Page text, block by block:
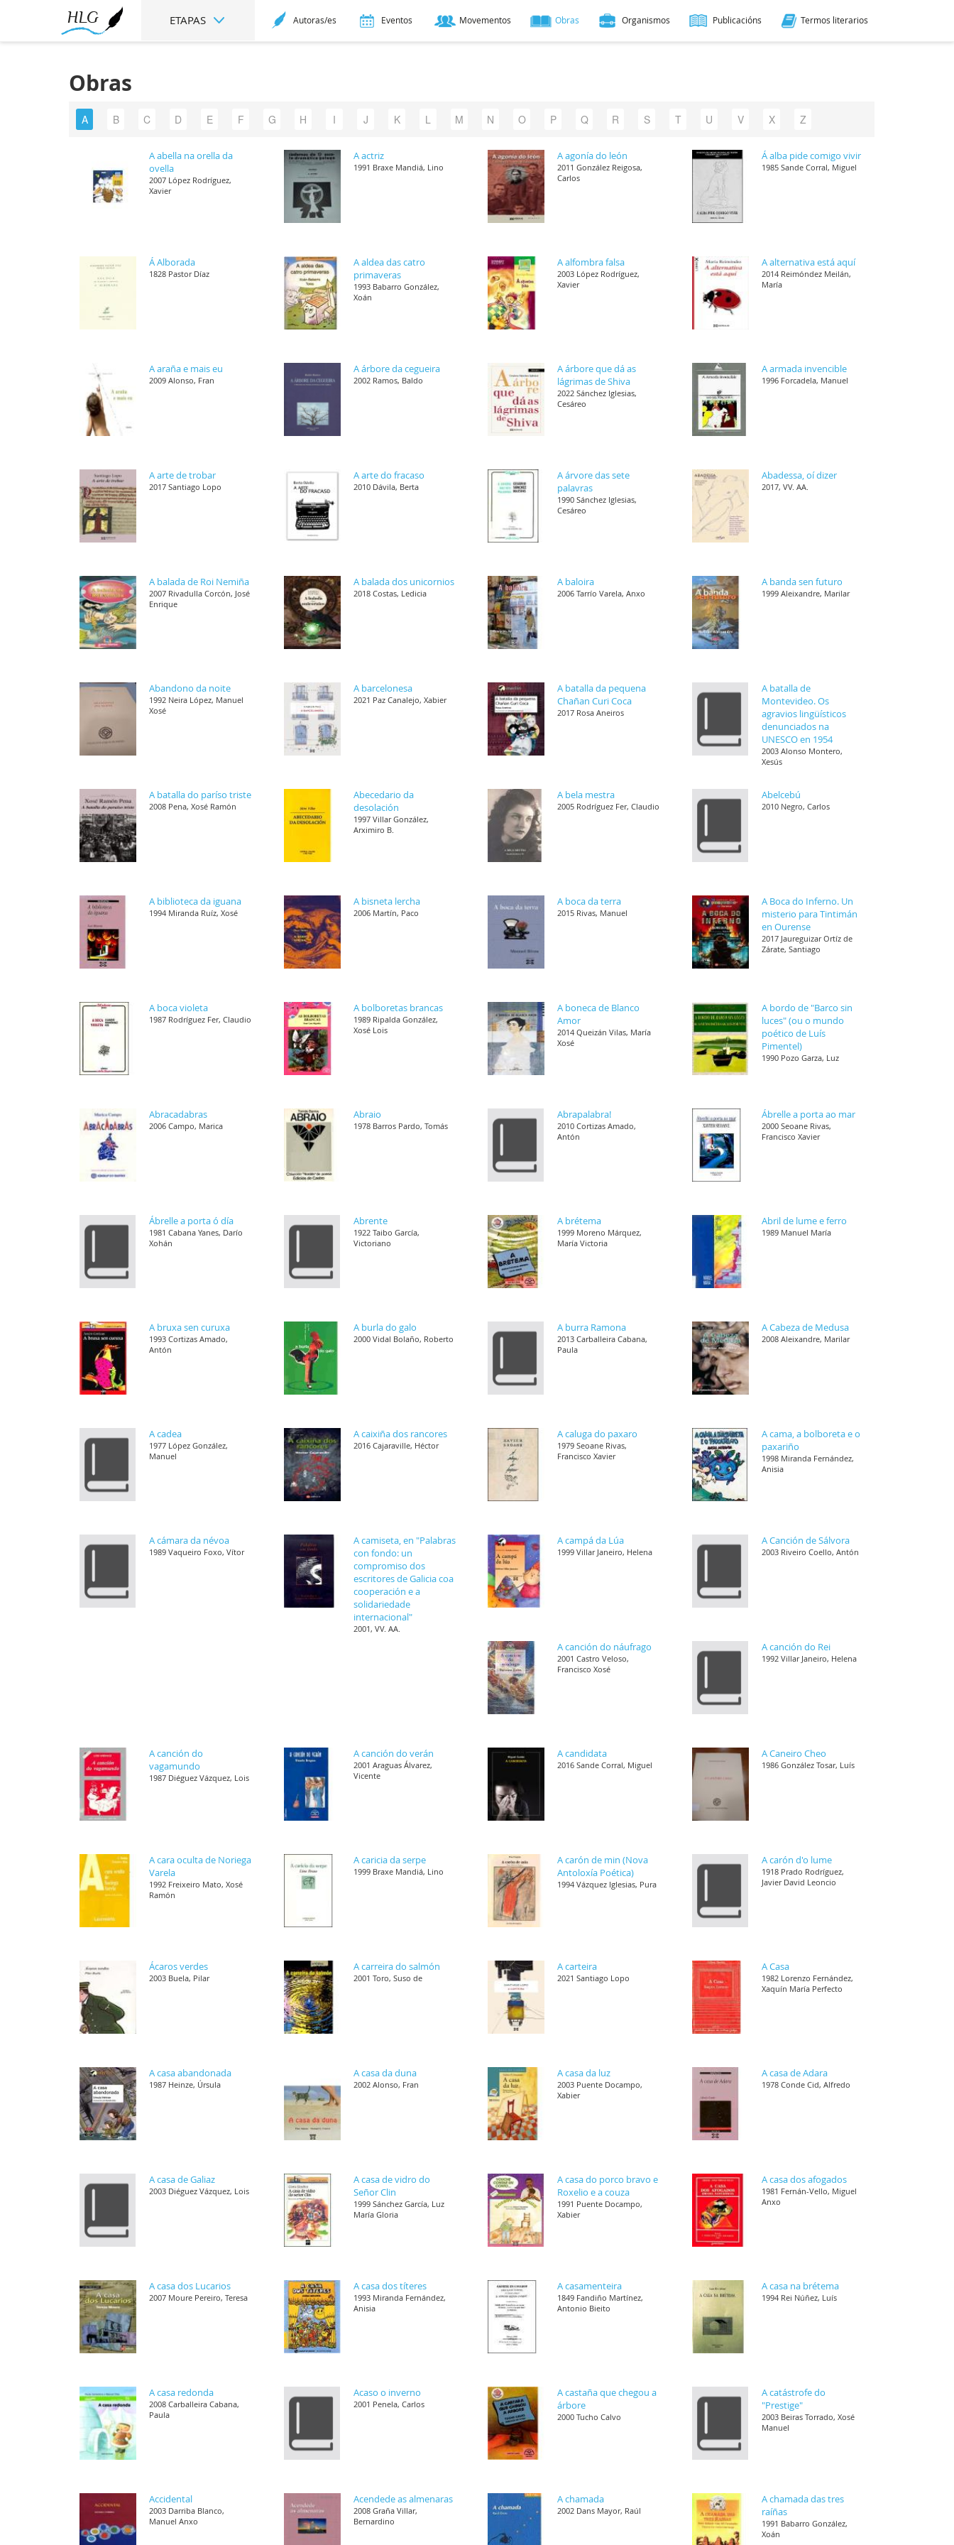
ETAPAS Autoras/es Eventos Movementos Obras Organismos Publicacións Termos literarios
Obras
A B C D E F G H I J K L M N O P Q R S T U V X Z
A abella na orella da
ovella
2007 López Rodríguez,
Xavier
A actriz
1991 Braxe Mandiá, Lino
A agonía do león
2011 González Reigosa,
Carlos
Á alba pide comigo vivir
1985 Sande Corral, Miguel
Á Alborada
1828 Pastor Díaz
A aldea das catro
primaveras
1993 Babarro González,
Xoán
A alfombra falsa
2003 López Rodríguez,
Xavier
A alternativa está aquí
2014 Reimóndez Meilán,
María
A araña e mais eu
2009 Alonso, Fran
A árbore da cegueira
2002 Ramos, Baldo
A árbore que dá as
lágrimas de Shiva
2022 Sánchez Iglesias,
Cesáreo
A armada invencible
1996 Forcadela, Manuel
A arte de trobar
2017 Santiago Lopo
A arte do fracaso
2010 Dávila, Berta
A árvore das sete
palavras
1990 Sánchez Iglesias,
Cesáreo
Abadessa, oí dizer
2017, VV. AA.
A balada de Roi Nemiña
2007 Rivadulla Corcón, José
Enrique
A balada dos unicornios
2018 Costas, Ledicia
A baloira
2006 Tarrío Varela, Anxo
A banda sen futuro
1999 Aleixandre, Marilar
Abandono da noite
1992 Neira López, Manuel
Xosé
A barcelonesa
2021 Paz Canalejo, Xabier
A batalla da pequena
Chañan Curi Coca
2017 Rosa Aneiros
A batalla de
Montevideo. Os
agravios lingüísticos
denunciados na
UNESCO en 1954
2003 Alonso Montero,
Xesús
A batalla do paríso triste
2008 Pena, Xosé Ramón
Abecedario da
desolación
1997 Villar González,
Arximiro B.
A bela mestra
2005 Rodríguez Fer, Claudio
Abelcebú
2010 Negro, Carlos
A biblioteca da iguana
1994 Miranda Ruíz, Xosé
A bisneta lercha
2006 Martín, Paco
A boca da terra
2015 Rivas, Manuel
A Boca do Inferno. Un
misterio para Tintimán
en Ourense
2017 Jaureguizar Ortíz de
Zárate, Santiago
A boca violeta
1987 Rodríguez Fer, Claudio
A bolboretas brancas
1989 Ripalda González,
Xosé Lois
A boneca de Blanco
Amor
2014 Queizán Vilas, María
Xosé
A bordo de "Barco sin
luces" (ou o mundo
poético de Luís
Pimentel)
1990 Pozo Garza, Luz
Abracadabras
2006 Campo, Marica
Abraio
1978 Barros Pardo, Tomás
Abrapalabra!
2010 Cortizas Amado,
Antón
Ábrelle a porta ao mar
2000 Seoane Rivas,
Francisco Xavier
Ábrelle a porta ó día
1981 Cabana Yanes, Darío
Xohán
Abrente
1922 Taibo García,
Victoriano
A brétema
1999 Moreno Márquez,
María Victoria
Abril de lume e ferro
1989 Manuel María
A bruxa sen curuxa
1993 Cortizas Amado,
Antón
A burla do galo
2000 Vidal Bolaño, Roberto
A burra Ramona
2013 Carballeira Cabana,
Paula
A Cabeza de Medusa
2008 Aleixandre, Marilar
A cadea
1977 López González,
Manuel
A caixiña dos rancores
2016 Cajaraville, Héctor
A caluga do paxaro
1979 Seoane Rivas,
Francisco Xavier
A cama, a bolboreta e o
paxariño
1998 Miranda Fernández,
Anisia
A cámara da névoa
1989 Vaqueiro Foxo, Vítor
A camiseta, en "Palabras
con fondo: un
compromiso dos
escritores de Galicia coa
cooperación e a
solidariedade
internacional"
2001, VV. AA.
A campá da Lúa
1999 Villar Janeiro, Helena
A Canción de Sálvora
2003 Riveiro Coello, Antón
A canción do náufrago
2001 Castro Veloso,
Francisco Xosé
A canción do Rei
1992 Villar Janeiro, Helena
A canción do
vagamundo
1987 Diéguez Vázquez, Lois
A canción do verán
2001 Araguas Álvarez,
Vicente
A candidata
2016 Sande Corral, Miguel
A Caneiro Cheo
1986 González Tosar, Luís
A cara oculta de Noriega
Varela
1992 Freixeiro Mato, Xosé
Ramón
A caricia da serpe
1999 Braxe Mandiá, Lino
A carón de min (Nova
Antoloxía Poética)
1994 Vázquez Iglesias, Pura
A carón d'o lume
1918 Prado Rodríguez,
Javier David Leoncio
Ácaros verdes
2003 Buela, Pilar
A carreira do salmón
2001 Toro, Suso de
A carteira
2021 Santiago Lopo
A Casa
1982 Lorenzo Fernández,
Xaquín María Perfecto
A casa abandonada
1987 Heinze, Úrsula
A casa da duna
2002 Alonso, Fran
A casa da luz
2003 Puente Docampo,
Xabier
A casa de Adara
1978 Conde Cid, Alfredo
A casa de Galiaz
2003 Diéguez Vázquez, Lois
A casa de vidro do
Señor Clin
1999 Sánchez García, Luz
María Gloria
A casa do porco bravo e
Roxelio e a couza
1991 Puente Docampo,
Xabier
A casa dos afogados
1981 Fernán-Vello, Miguel
Anxo
A casa dos Lucarios
2007 Moure Pereiro, Teresa
A casa dos títeres
1993 Miranda Fernández,
Anisia
A casamenteira
1849 Fandiño Martínez,
Antonio Bieito
A casa na brétema
1994 Rei Núñez, Luís
A casa redonda
2008 Carballeira Cabana,
Paula
Acaso o inverno
2001 Penela, Carlos
A castaña que chegou a
árbore
2000 Tucho Calvo
A catástrofe do
"Prestige"
2003 Beiras Torrado, Xosé
Manuel
Accidental
2003 Darriba Blanco,
Manuel Anxo
Acendede as almenaras
2008 Graña Villar,
Bernardino
A chamada
2002 Dans Mayor, Raúl
A chamada das tres
raíñas
1991 Babarro González,
Xoán